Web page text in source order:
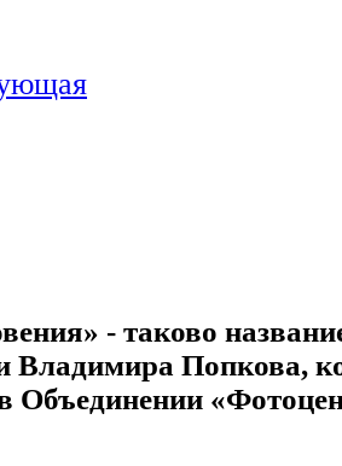
- таково
Владимира Попкова,
Объединении